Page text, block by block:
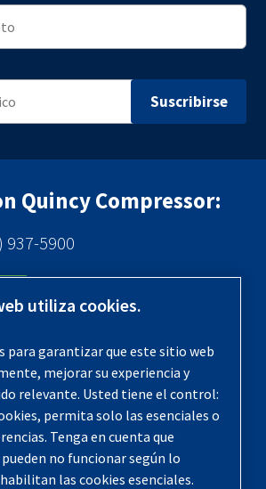
Quincy Compressor:
937-5900
utiliza cookies.
para garantizar que este sitio web
mejorar su experiencia y
relevante. Usted tiene el control:
permita solo las esenciales o
Tenga en cuenta que
no funcionar según lo
las cookies esenciales.